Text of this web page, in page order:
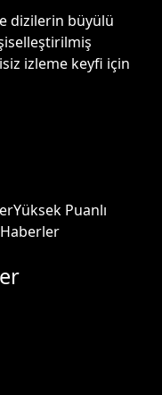
dizilerin büyülü
izleme keyfi için
Yüksek Puanlı
Haberler